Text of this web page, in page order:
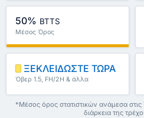
50% BTTS
Μέσος Όρος
ΞΕΚΛΕΙΔΩΣΤΕ ΤΩΡΑ
Όβερ 1.5, FH/2H & άλλα
*Μέσος όρος στατιστικών ανάμεσα
διάρκεια της